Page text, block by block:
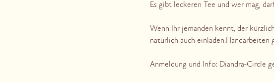
Es gibt leckeren Tee und wer mag,
Wenn Ihr jemanden kennt, der
natürlich auch einladen.Handarbeiten
Anmeldung und Info: Diandra-Circle